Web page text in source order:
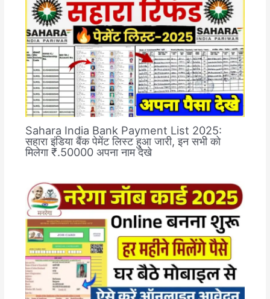
Sahara India Bank Payment List 2025:
सहारा इंडिया बैंक पेमेंट लिस्ट हुआ जारी, इन सभी को
मिलेगा ₹.50000 अपना नाम देखे